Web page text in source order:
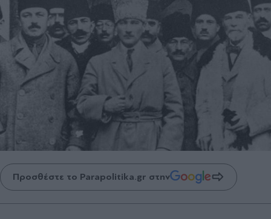
Προσθέστε το Parapolitika.gr στην